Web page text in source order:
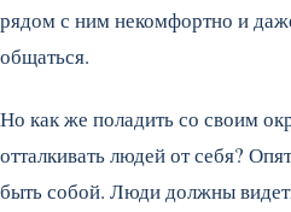
рядом с ним некомфортно и
общаться.
Но как же поладить со своим
отталкивать людей от себя?
быть собой. Люди должны